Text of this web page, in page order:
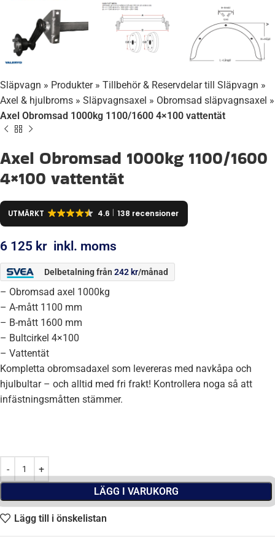
Släpvagn » Produkter» Tillbehör & Reservdelar till Släpvagn »
Axel & hjulbroms » Släpvagnsaxel » Obromsad släpvagnsaxel »
Axel Obromsad 1000kg 1100/1600 4×100 vattentät
Axel Obromsad 1000kg 1100/1600
4×100 vattentät
UTMÄRKT 4.6 138 recensioner
6 125 kr inkl. moms
Delbetalning från 242 kr/månad
– Obromsad axel 1000kg
– A-mått 1100 mm
– B-mått 1600 mm
– Bultcirkel 4×100
– Vattentät
Kompletta obromsadaxel som levereras med navkåpa och
hjulbultar – och alltid med fri frakt! Kontrollera noga så att
infästningsmåtten stämmer.
LÄGG I VARUKORG
Lägg till i önskelistan